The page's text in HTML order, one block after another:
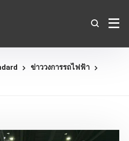
ข่าววงการรถไฟฟ้า